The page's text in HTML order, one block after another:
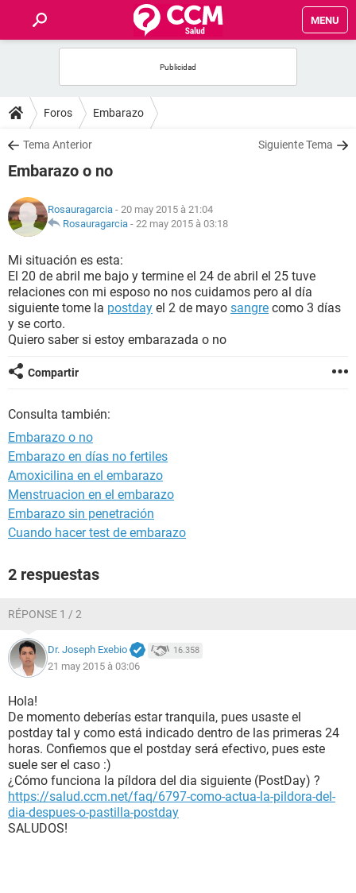
MENU
FORUMS
SALUD
NUTRICIÓN
BIENESTAR
SEXUALIDAD
GLOSARIO
Foros Embarazo
Tema Anterior Siguiente Tema
Embarazo o no
Rosauragarcia - 20 may 2015 à 21:04
Rosauragarcia - 22 may 2015 à 03:18
Mi situación es esta:
El 20 de abril me bajo y termine el 24 de abril el 25 tuve
relaciones con mi esposo no nos cuidamos pero al día
siguiente tome la postday el 2 de mayo sangre como 3 días
y se corto.
Quiero saber si estoy embarazada o no
Compartir
Consulta también:
Embarazo o no
Embarazo en días no fertiles
Amoxicilina en el embarazo
Menstruacion en el embarazo
Embarazo sin penetración
Cuando hacer test de embarazo
2 respuestas
RÉPONSE 1 / 2
Dr. Joseph Exebio 16.358
21 may 2015 à 03:06
Hola!
De momento deberías estar tranquila, pues usaste el
postday tal y como está indicado dentro de las primeras 24
horas. Confiemos que el postday será efectivo, pues este
suele ser el caso :)
¿Cómo funciona la píldora del dia siguiente (PostDay) ?
https://salud.ccm.net/faq/6797-como-actua-la-pildora-del-
dia-despues-o-pastilla-postday
SALUDOS!